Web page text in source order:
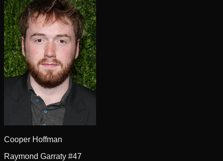
Cooper Hoffman
Raymond Garraty #47